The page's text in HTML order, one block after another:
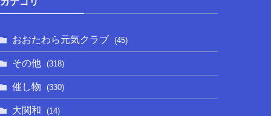
おおたわら元気クラブ (45)
その他 (318)
催し物 (330)
大関和 (14)